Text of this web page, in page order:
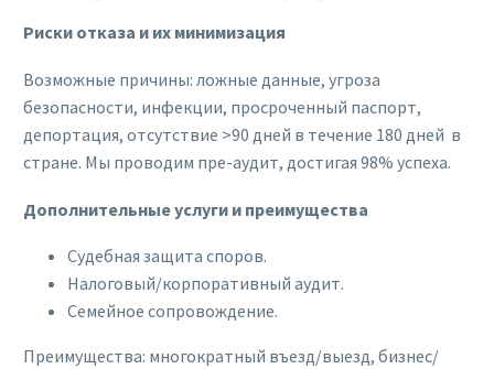
Риски отказа и их минимизация
Возможные причины: ложные данные, угроза
безопасности, инфекции, просроченный паспорт,
депортация, отсутствие >90 дней в течение 180 дней в
стране. Мы проводим пре-аудит, достигая 98% успеха.
Дополнительные услуги и преимущества
Судебная защита споров.
Налоговый/корпоративный аудит.
Семейное сопровождение.
Преимущества: многократный въезд/выезд, бизнес/